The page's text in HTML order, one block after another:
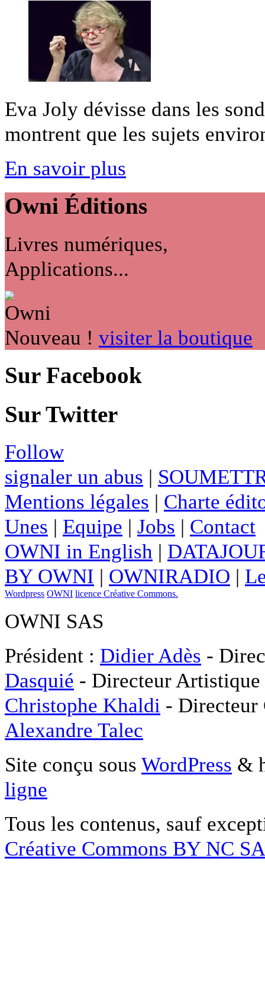
Eva Joly dévisse dans les
montrent que les sujets
En savoir plus
Owni Éditions
Livres numériques,
Applications...
Nouveau ! visiter la boutique
Sur Facebook
Sur Twitter
Follow
signaler un abus |
Mentions légales | Charte
Unes | Equipe | Jobs | Contact
OWNI in English |
BY OWNI | OWNIRADIO |
Wordpress OWNI licence Créative Commons.
OWNI SAS
Président : Didier Adès -
Dasquié - Directeur
Christophe Khaldi -
Alexandre Talec
Site conçu sous WordPress &
ligne
Tous les contenus, sauf
Créative Commons BY NC SA